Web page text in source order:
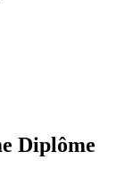
Diplôme